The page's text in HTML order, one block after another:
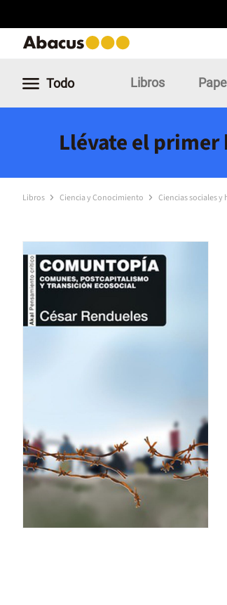
Todo Libros
Llévate el
Libros Ciencia y Conocimiento Ciencias sociales y